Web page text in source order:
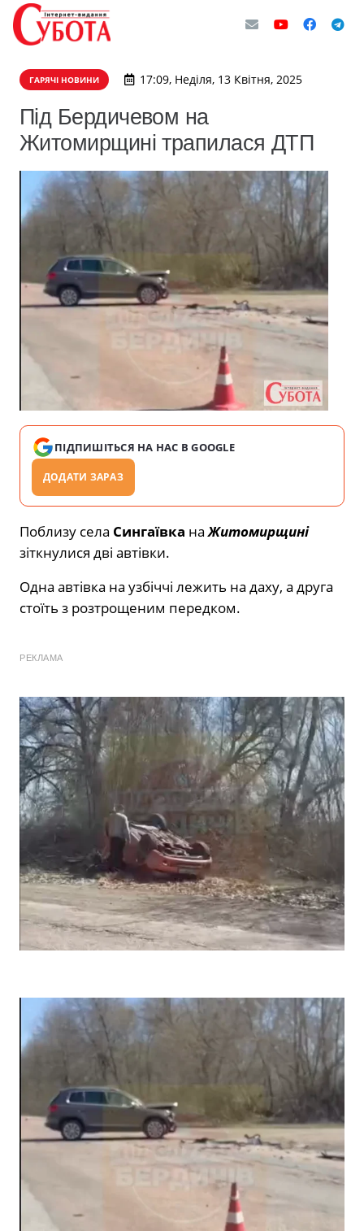
ГАРЯЧІ НОВИНИ 17:09, Неділя, 13 Квітня, 2025
Під Бердичевом на
Житомирщині трапилася ДТП
ПІДПИШІТЬСЯ НА НАС В GOOGLE
ДОДАТИ ЗАРАЗ
Поблизу села Сингаївка наЖитомирщині
зіткнулися дві автівки.
Одна автівка на узбіччі лежить на даху, а друга
стоїть з розтрощеним передком.
РЕКЛАМА